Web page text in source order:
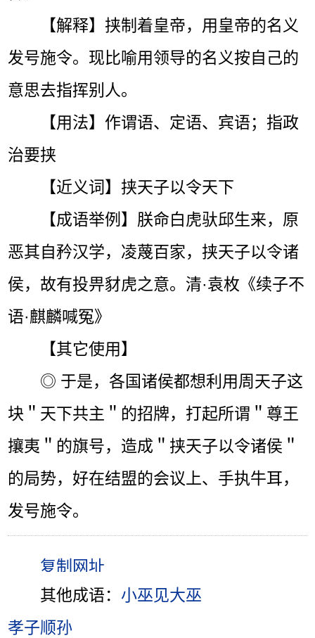
【解释】挟制着皇帝，用皇帝的名义
发号施令。现比喻用领导的名义按自己的
意思去指挥别人。
【用法】作谓语、定语、宾语；指政
治要挟
【近义词】挟天子以令天下
【成语举例】朕命白虎驮邱生来，原
恶其自矜汉学，凌蔑百家，挟天子以令诸
侯，故有投畀豺虎之意。清·袁枚《续子不
语·麒麟喊冤》
【其它使用】
◎ 于是，各国诸侯都想利用周天子这
块＂天下共主＂的招牌，打起所谓＂尊王
攘夷＂的旗号，造成＂挟天子以令诸侯＂
的局势，好在结盟的会议上、手执牛耳，
发号施令。
其他成语： 小巫见大巫
孝子顺孙